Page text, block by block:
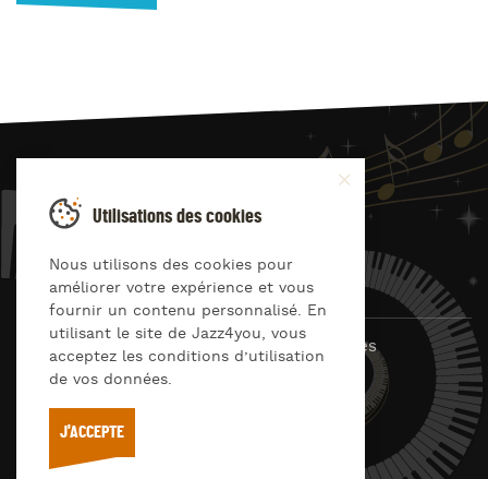
JAZZ4
© Jazz4you 2019 – 2026 Tous droits réservés
Déclaration de confidentialité
RGPD & consentement
Conditions générales d’utilisation
Utilisations des cookies
Nous utilisons des cookies pour
améliorer votre expérience et vous
fournir un contenu personnalisé. En
utilisant le site de Jazz4you, vous
acceptez les conditions d’utilisation
de vos données.
J'ACCEPTE